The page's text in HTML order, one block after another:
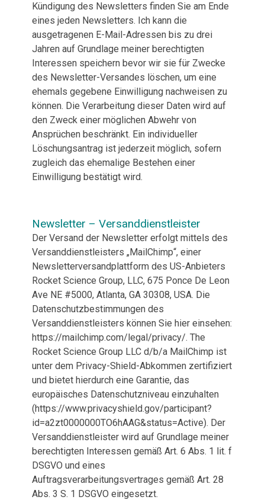
Kündigung des Newsletters finden Sie am Ende
eines jeden Newsletters. Ich kann die
ausgetragenen E-Mail-Adressen bis zu drei
Jahren auf Grundlage meiner berechtigten
Interessen speichern bevor wir sie für Zwecke
des Newsletter-Versandes löschen, um eine
ehemals gegebene Einwilligung nachweisen zu
können. Die Verarbeitung dieser Daten wird auf
den Zweck einer möglichen Abwehr von
Ansprüchen beschränkt. Ein individueller
Löschungsantrag ist jederzeit möglich, sofern
zugleich das ehemalige Bestehen einer
Einwilligung bestätigt wird.
Newsletter – Versanddienstleister
Der Versand der Newsletter erfolgt mittels des
Versanddienstleisters „MailChimp“, einer
Newsletterversandplattform des US-Anbieters
Rocket Science Group, LLC, 675 Ponce De Leon
Ave NE #5000, Atlanta, GA 30308, USA. Die
Datenschutzbestimmungen des
Versanddienstleisters können Sie hier einsehen:
https://mailchimp.com/legal/privacy/. The
Rocket Science Group LLC d/b/a MailChimp ist
unter dem Privacy-Shield-Abkommen zertifiziert
und bietet hierdurch eine Garantie, das
europäisches Datenschutzniveau einzuhalten
(https://www.privacyshield.gov/participant?
id=a2zt0000000TO6hAAG&status=Active). Der
Versanddienstleister wird auf Grundlage meiner
berechtigten Interessen gemäß Art. 6 Abs. 1 lit. f
DSGVO und eines
Auftragsverarbeitungsvertrages gemäß Art. 28
Abs. 3 S. 1 DSGVO eingesetzt.